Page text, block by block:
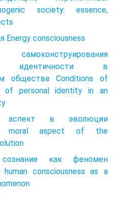
society: essence,
Energy consciousness
идентичности в
обществе Conditions of
of personal identity in an
аспект в эволюции
moral aspect of the
сознание как феномен
consciousness as a